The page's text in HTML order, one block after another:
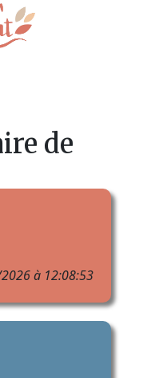
de
à 12:08:53